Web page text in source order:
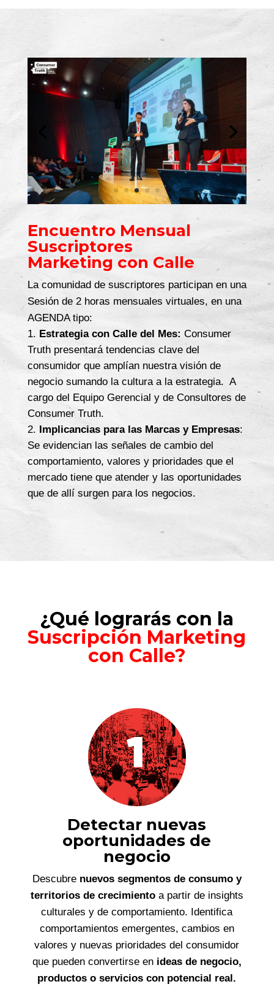
Encuentro Mensual
Suscriptores
Marketing con Calle
La comunidad de suscriptores participan en una
Sesión de 2 horas mensuales virtuales, en una
AGENDA tipo:
Estrategia con Calle del Mes: Consumer
Truth presentará tendencias clave del
consumidor que amplían nuestra visión de
negocio sumando la cultura a la estrategia. A
cargo del Equipo Gerencial y de Consultores de
Consumer Truth.
Implicancias para las Marcas y Empresas:
Se evidencian las señales de cambio del
comportamiento, valores y prioridades que el
mercado tiene que atender y las oportunidades
que de allí surgen para los negocios.
¿Qué lograrás con la
Suscripción Marketing
con Calle?
Detectar nuevas
oportunidades de
negocio
Descubre nuevos segmentos de consumo y
territorios de crecimientoa partir de insights
culturales y de comportamiento. Identifica
comportamientos emergentes, cambios en
valores y nuevas prioridades del consumidor
que pueden convertirse en ideas de negocio,
productos o servicios con potencial real.